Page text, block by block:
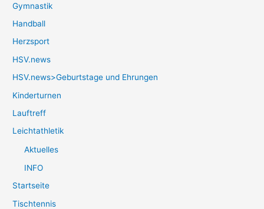
Gymnastik
Handball
Herzsport
HSV.news
HSV.news>Geburtstage und Ehrungen
Kinderturnen
Lauftreff
Leichtathletik
Aktuelles
INFO
Startseite
Tischtennis